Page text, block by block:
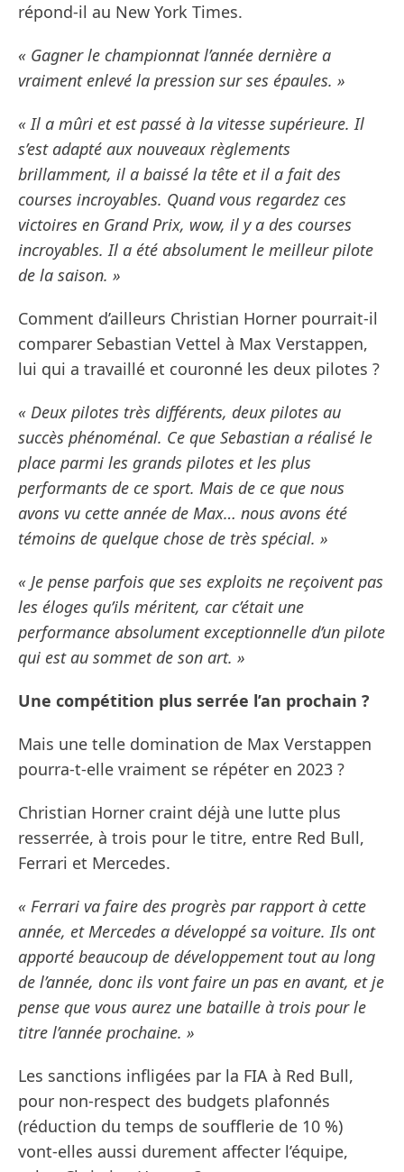
répond-il au New York Times.
« Gagner le championnat l’année dernière a
vraiment enlevé la pression sur ses épaules. »
« Il a mûri et est passé à la vitesse supérieure. Il
s’est adapté aux nouveaux règlements
brillamment, il a baissé la tête et il a fait des
courses incroyables. Quand vous regardez ces
victoires en Grand Prix, wow, il y a des courses
incroyables. Il a été absolument le meilleur pilote
de la saison. »
Comment d’ailleurs Christian Horner pourrait-il
comparer Sebastian Vettel à Max Verstappen,
lui qui a travaillé et couronné les deux pilotes ?
« Deux pilotes très différents, deux pilotes au
succès phénoménal. Ce que Sebastian a réalisé le
place parmi les grands pilotes et les plus
performants de ce sport. Mais de ce que nous
avons vu cette année de Max… nous avons été
témoins de quelque chose de très spécial. »
« Je pense parfois que ses exploits ne reçoivent pas
les éloges qu’ils méritent, car c’était une
performance absolument exceptionnelle d’un pilote
qui est au sommet de son art. »
Une compétition plus serrée l’an prochain ?
Mais une telle domination de Max Verstappen
pourra-t-elle vraiment se répéter en 2023 ?
Christian Horner craint déjà une lutte plus
resserrée, à trois pour le titre, entre Red Bull,
Ferrari et Mercedes.
« Ferrari va faire des progrès par rapport à cette
année, et Mercedes a développé sa voiture. Ils ont
apporté beaucoup de développement tout au long
de l’année, donc ils vont faire un pas en avant, et je
pense que vous aurez une bataille à trois pour le
titre l’année prochaine. »
Les sanctions infligées par la FIA à Red Bull,
pour non-respect des budgets plafonnés
(réduction du temps de soufflerie de 10 %)
vont-elles aussi durement affecter l’équipe,